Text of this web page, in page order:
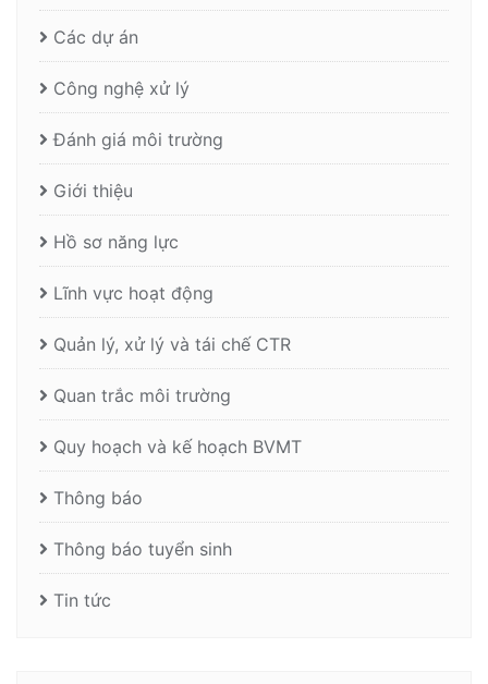
Các dự án
Công nghệ xử lý
Đánh giá môi trường
Giới thiệu
Hồ sơ năng lực
Lĩnh vực hoạt động
Quản lý, xử lý và tái chế CTR
Quan trắc môi trường
Quy hoạch và kế hoạch BVMT
Thông báo
Thông báo tuyển sinh
Tin tức